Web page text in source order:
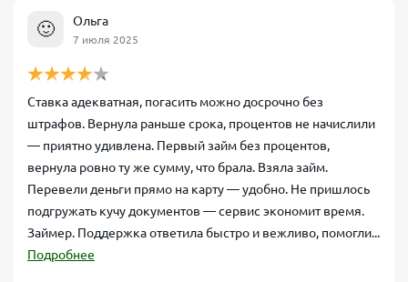
🙂 Ольга
7 июля 2025
Ставка адекватная, погасить можно досрочно без
штрафов. Вернула раньше срока, процентов не начислили
— приятно удивлена. Первый займ без процентов,
вернула ровно ту же сумму, что брала. Взяла займ.
Перевели деньги прямо на карту — удобно. Не пришлось
подгружать кучу документов — сервис экономит время.
Займер. Поддержка ответила быстро и вежливо, помогли...
Подробнее